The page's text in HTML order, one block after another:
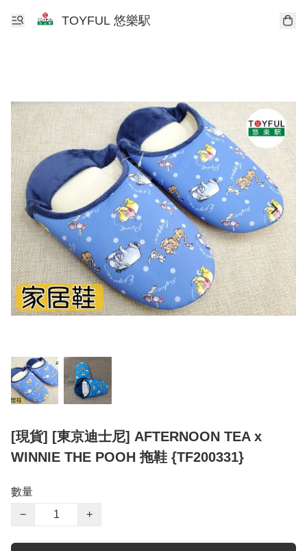
TOYFUL 悠樂駅
[現貨] [東京迪士尼] AFTERNOON TEA x
WINNIE THE POOH 拖鞋 {TF200331}
數量
−
+